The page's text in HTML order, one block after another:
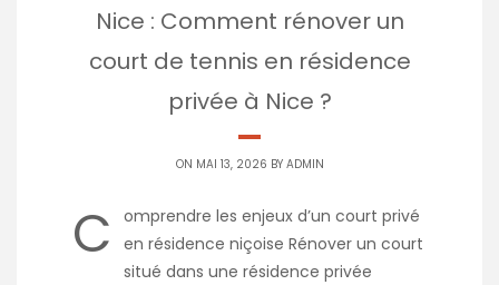
Nice : Comment rénover un
court de tennis en résidence
privée à Nice ?
ON MAI 13, 2026 BY ADMIN
C
omprendre les enjeux d’un court privé
en résidence niçoise Rénover un court
situé dans une résidence privée